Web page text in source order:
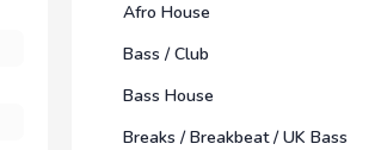
Afro House
Bass / Club
Bass House
Breaks / Breakbeat / UK Bass